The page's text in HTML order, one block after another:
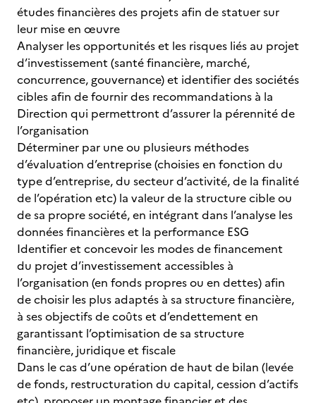
études financières des projets afin de statuer sur
leur mise en œuvre
Analyser les opportunités et les risques liés au projet
d’investissement (santé financière, marché,
concurrence, gouvernance) et identifier des sociétés
cibles afin de fournir des recommandations à la
Direction qui permettront d’assurer la pérennité de
l’organisation
Déterminer par une ou plusieurs méthodes
d’évaluation d’entreprise (choisies en fonction du
type d’entreprise, du secteur d’activité, de la finalité
de l’opération etc) la valeur de la structure cible ou
de sa propre société, en intégrant dans l’analyse les
données financières et la performance ESG
Identifier et concevoir les modes de financement
du projet d’investissement accessibles à
l’organisation (en fonds propres ou en dettes) afin
de choisir les plus adaptés à sa structure financière,
à ses objectifs de coûts et d’endettement en
garantissant l’optimisation de sa structure
financière, juridique et fiscale
Dans le cas d’une opération de haut de bilan (levée
de fonds, restructuration du capital, cession d’actifs